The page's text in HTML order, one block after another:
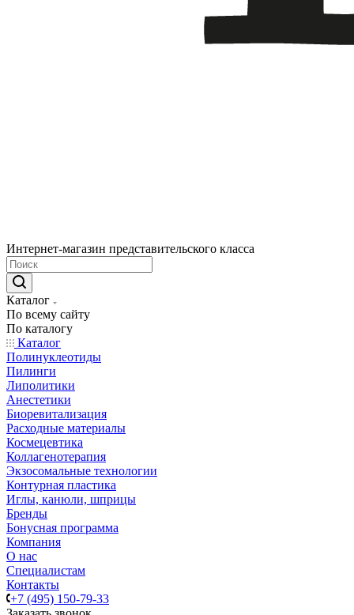
Интернет-магазин представительского класса
Каталог
По всему сайту
По каталогу
Каталог
Полинуклеотиды
Пилинги
Липолитики
Анестетики
Биоревитализация
Расходные материалы
Космецевтика
Коллагенотерапия
Экзосомальные технологии
Контурная пластика
Иглы, канюли, шприцы
Бренды
Бонусная программа
Компания
О нас
Специалистам
Контакты
+7 (495) 150-79-33